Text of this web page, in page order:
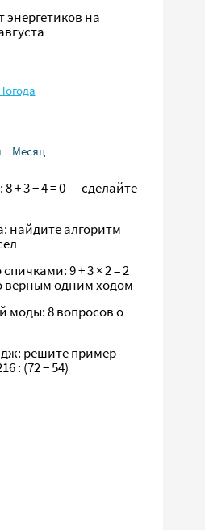
на
Месяц
+ 3 − 4 = 0 — сделайте
найдите алгоритм
9 + 3 × 2 = 2
верным одним ходом
моды: 8 вопросов о
решите пример
: (72 − 54)